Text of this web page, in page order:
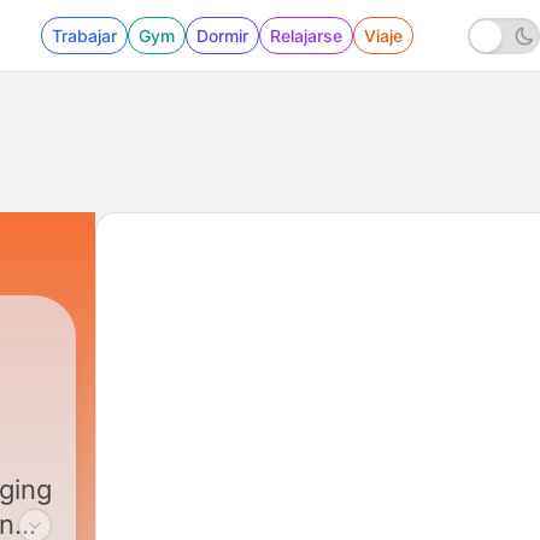
Trabajar Gym Dormir Relajarse Viaje